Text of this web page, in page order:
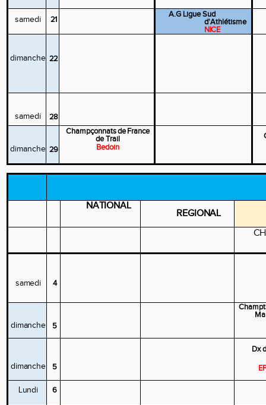
samedi 21
A.G Ligue Sud
d'Athlétisme
NICE
dimanche 22
samedi 28
dimanche 29
ChampçonnatsdeFrance
de Trail
Bedoin
NATIONAL
REGIONAL
samedi 4
dimanche 5
dimanche 5
Dx
Lundi 6